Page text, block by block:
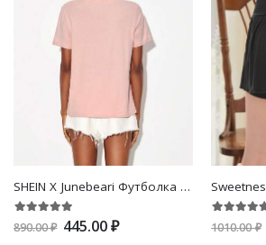
SHEIN X Junebeari Футболка с мультипликационным узором
890.00 ₽ 445.00 ₽ 1010.00 ₽